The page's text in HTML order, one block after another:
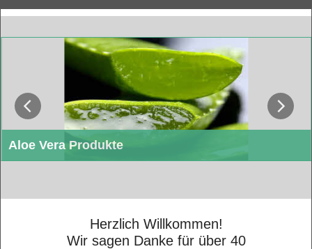
Aloe Vera Produkte
Herzlich Willkommen!
Wir sagen Danke für über 40